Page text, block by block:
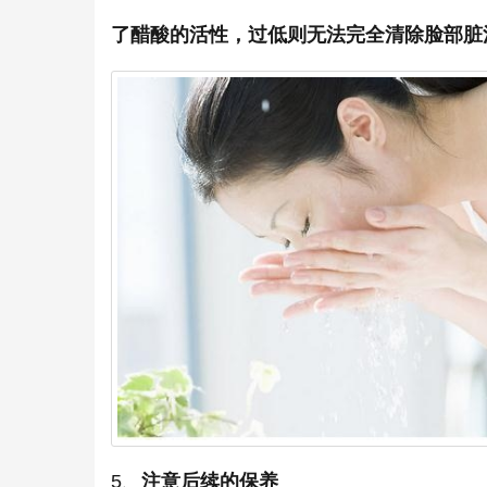
了醋酸的活性，过低则无法完全清除脸部脏
5、 注意后续的保养